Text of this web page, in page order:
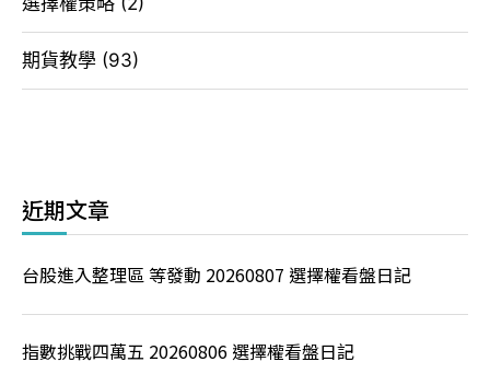
期貨教學 (93)
近期文章
台股進入整理區 等發動 20260807 選擇權看盤日記
指數挑戰四萬五 20260806 選擇權看盤日記